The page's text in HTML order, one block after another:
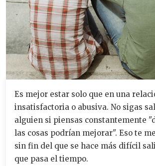
Es mejor estar solo que en una
insatisfactoria o abusiva. No sigas
alguien si piensas constantemente
las cosas podrían mejorar". Eso te
sin fin del que se hace más difícil
que pasa el tiempo.